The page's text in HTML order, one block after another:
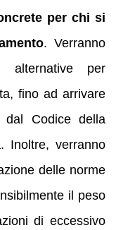
per chi si
. Verranno
alternative per
fino ad arrivare
dal Codice della
Inoltre, verranno
delle norme
il peso
di eccessivo